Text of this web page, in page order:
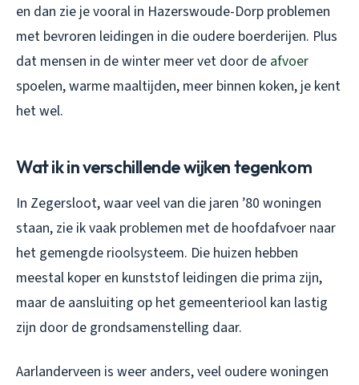
en dan zie je vooral in Hazerswoude-Dorp problemen
met bevroren leidingen in die oudere boerderijen. Plus
dat mensen in de winter meer vet door de afvoer
spoelen, warme maaltijden, meer binnen koken, je kent
het wel.
Wat ik in verschillende wijken tegenkom
In Zegersloot, waar veel van die jaren ’80 woningen
staan, zie ik vaak problemen met de hoofdafvoer naar
het gemengde rioolsysteem. Die huizen hebben
meestal koper en kunststof leidingen die prima zijn,
maar de aansluiting op het gemeenteriool kan lastig
zijn door de grondsamenstelling daar.
Aarlanderveen is weer anders, veel oudere woningen